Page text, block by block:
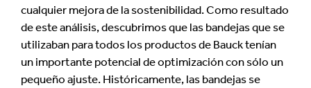
cualquier mejora de la sostenibilidad. Como resultado
de este análisis, descubrimos que las bandejas que se
utilizaban para todos los productos de Bauck tenían
un importante potencial de optimización con sólo un
pequeño ajuste. Históricamente, las bandejas se